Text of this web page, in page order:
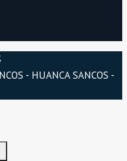
- HUANCA SANCOS -